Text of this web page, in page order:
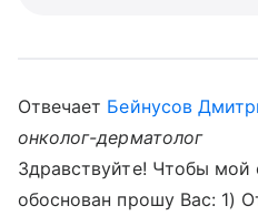
Отвечает Бейнусов
онколог-дерматолог
Здравствуйте! Чтобы
обоснован прошу Вас: 1)